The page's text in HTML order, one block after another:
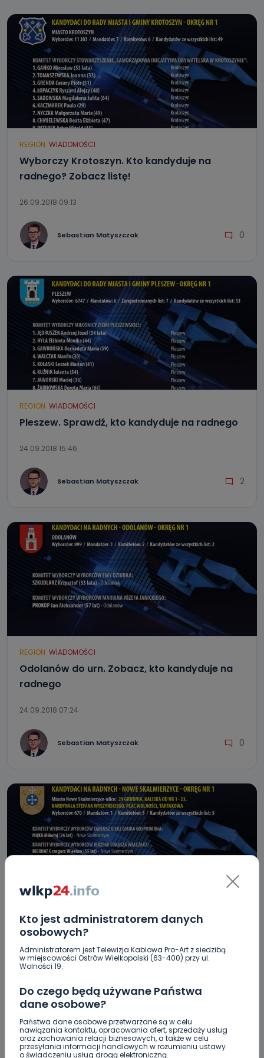
Kto jest administratorem danych
osobowych?
Administratorem jest Telewizja Kablowa Pro-Art z siedzibą
w miejscowości Ostrów Wielkopolski (63-400) przy ul.
Wolności 19.
Do czego będą używane Państwa
dane osobowe?
Państwa dane osobowe przetwarzane są w celu
nawiązania kontaktu, opracowania ofert, sprzedaży usług
oraz zachowania relacji biznesowych, a także w celu
przesyłania informacji handlowych w rozumieniu ustawy
o świadczeniu usług drogą elektroniczną.
REGION WIADOMOŚCI
Wyborczy Krotoszyn. Kto kandyduje na
radnego? Zobacz listę!
26.09.2018 09:13
Sebastian Matyszczak 0
REGION WIADOMOŚCI
Pleszew. Sprawdź, kto kandyduje na radnego
24.09.2018 15:46
Sebastian Matyszczak 2
REGION WIADOMOŚCI
Odolanów do urn. Zobacz, kto kandyduje na
radnego
24.09.2018 07:24
Sebastian Matyszczak 0
REGION WIADOMOŚCI
Kto na radnego Nowych Skalmierzyc?
ZOBACZ LISTĘ KANDYDATÓW
22.09.2018 19:31
Sebastian Matyszczak